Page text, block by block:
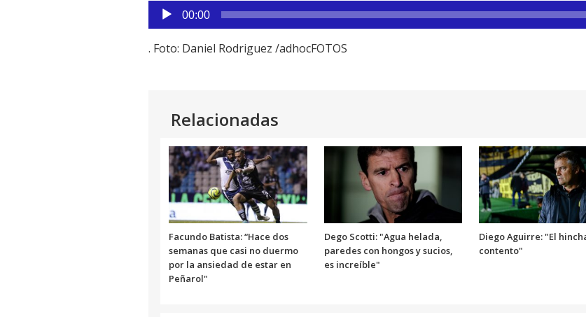
Reproductor
de
audio
00:00
. Foto: Daniel Rodriguez /adhocFOTOS
Relacionadas
Facundo Batista: “Hace dos
semanas que casi no duermo
por la ansiedad de estar en
Peñarol"
Dego Scotti: "Agua helada,
paredes con hongos y sucios,
es increíble"
Diego Aguirre: "El
contento"